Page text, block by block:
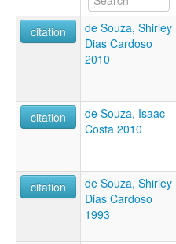
citation
de Souza, Shirley
Dias Cardoso
2010
citation
de Souza, Isaac
Costa 2010
citation
de Souza, Shirley
Dias Cardoso
1993